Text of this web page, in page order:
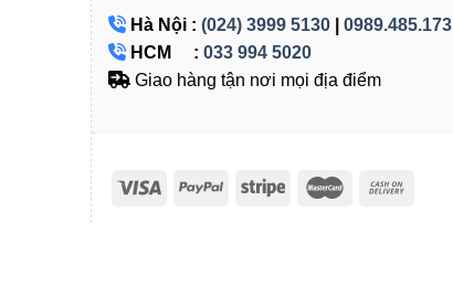
Hà Nội : (024) 3999 5130
0989.485.173
HCM : 033 994 5020
Giao hàng tận nơi mọi địa điểm